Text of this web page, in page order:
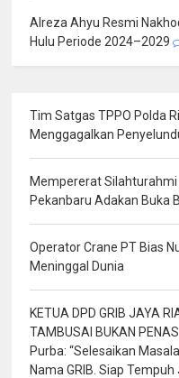
Alreza Ahyu Resmi
Hulu Periode 2024–2029
Tim Satgas TPPO Polda
Menggagalkan
Mempererat Silahturahmi
Pekanbaru Adakan Buka
Operator Crane PT Bias
Meninggal Dunia
KETUA DPD GRIB JAYA
TAMBUSAI BUKAN
Purba: “Selesaikan
Nama GRIB. Siap